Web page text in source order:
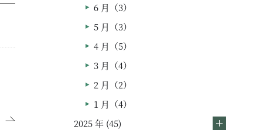
リノベーション
ペレットストーブ
6 月（3）
5 月（3）
4 月（5）
3 月（4）
2 月（2）
1 月（4）
2025 年 (45)